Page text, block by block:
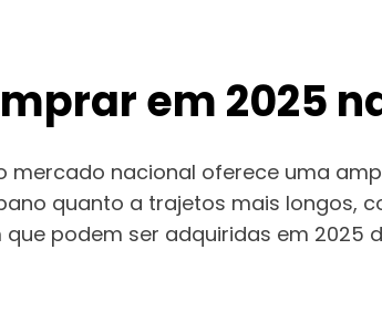
em 2025
nacional oferece uma
quanto a trajetos mais longos,
podem ser adquiridas em 2025